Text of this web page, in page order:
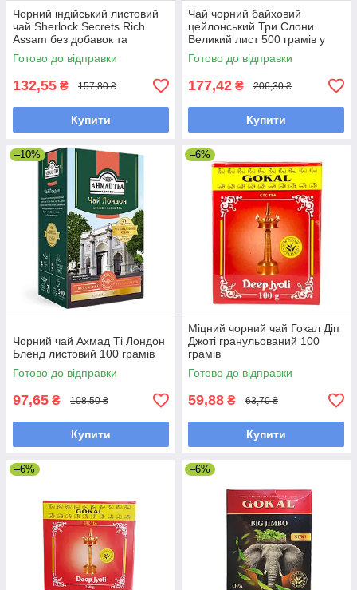
Чорний індійський листовий
чай Sherlock Secrets Rich
Assam без добавок та
ароматизаторів 100 грамів
Готово до відправки
132,55 ₴ 157,80 ₴
Купити
Чай чорний байховий
цейлонський Три Слони
Великий лист 500 грамів у
м'якому пакованні
Готово до відправки
177,42 ₴ 206,30 ₴
Купити
–10%
Чорний чай Ахмад Ті Лондон
Бленд листовий 100 грамів
Готово до відправки
97,65 ₴ 108,50 ₴
Купити
–6%
Міцний чорний чай Гокал Діп
Джоті гранульований 100
грамів
Готово до відправки
59,88 ₴ 63,70 ₴
Купити
–6% –6%